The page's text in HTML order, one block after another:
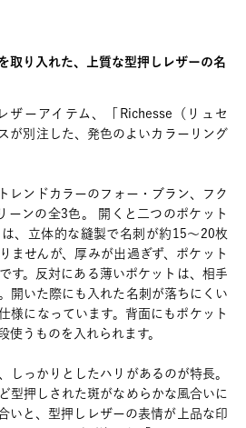
取り入れた、上質な型押しレザーの名
ザーアイテム、「Richesse（リュセ
が別注した、発色のよいカラーリング
レンドカラーのフォー・ブラン、フク
ーンの全3色。 開くと二つのポケット
、立体的な縫製で名刺が約15～20枚
ませんが、厚みが出過ぎず、ポケット
す。反対にある薄いポケットは、相手
開いた際にも入れた名刺が落ちにくい
様になっています。背面にもポケット
使うものを入れられます。
しっかりとしたハリがあるのが特長。
型押しされた斑がなめらかな風合いに
いと、型押しレザーの表情が上品な印